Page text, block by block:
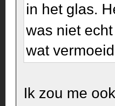
in het glas.
was niet
wat
Ik zou me